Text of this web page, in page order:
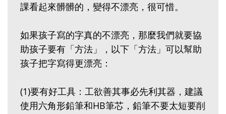
課看起來髒髒的，變得不漂亮，很可惜。
如果孩子寫的字真的不漂亮，那麼我們就要協
助孩子要有「方法」，以下「方法」可以幫助
孩子把字寫得更漂亮：
(1)要有好工具：工欲善其事必先利其器，建議
使用六角形鉛筆和HB筆芯，鉛筆不要太短要削